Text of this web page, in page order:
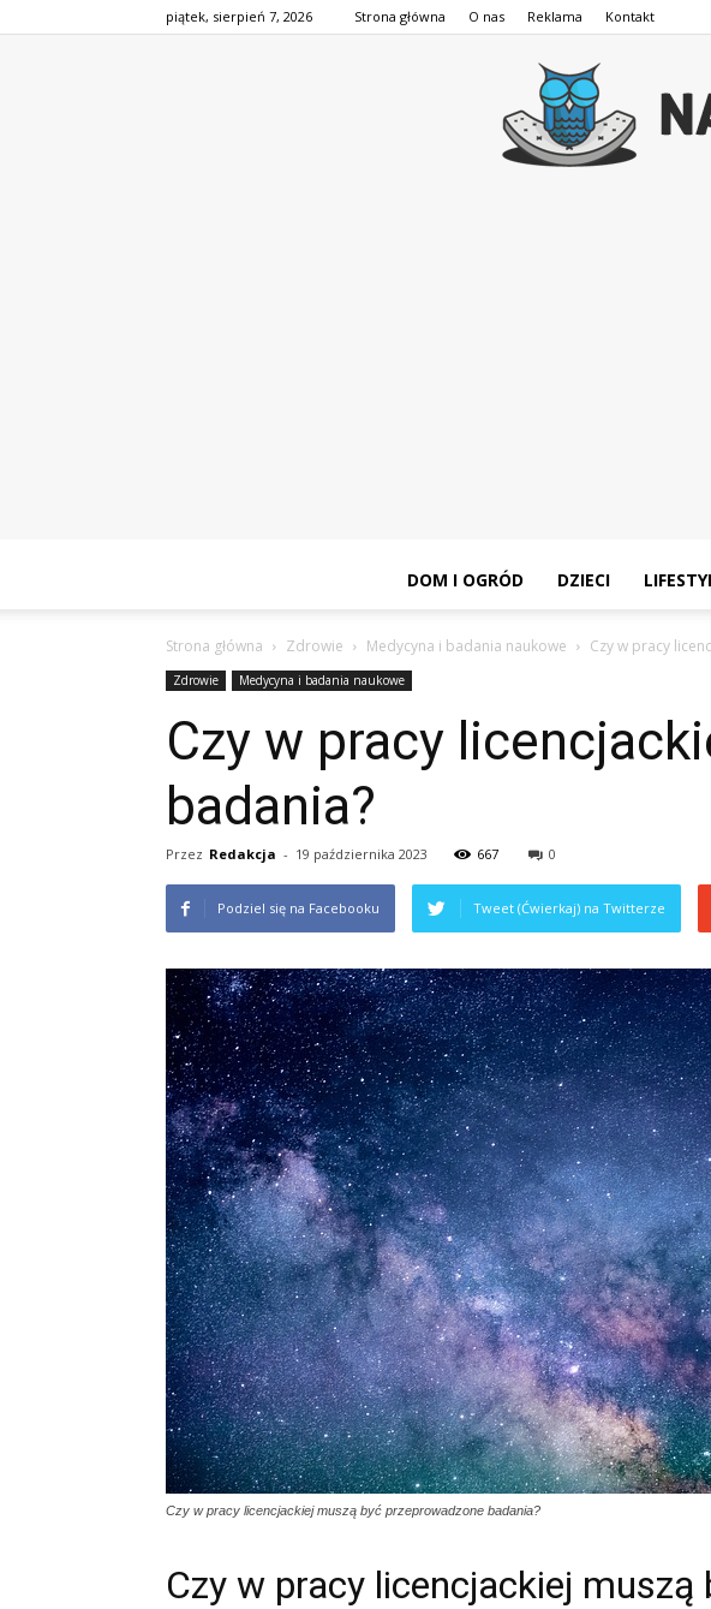
piątek, sierpień 7, 2026 Strona główna O nas Reklama Kontakt
DOM I OGRÓD DZIECI
Strona główna Zdrowie Medycyna i badania naukowe Czy w pracy
Zdrowie Medycyna i badania naukowe
Czy w pracy
badania?
Przez Redakcja - 19 października 2023 667 0
Podziel się na Facebooku Tweet (Ćwierkaj) na Twitterze
Czy w pracy licencjackiej muszą być przeprowadzone badania?
Czy w pracy licencjackiej muszą